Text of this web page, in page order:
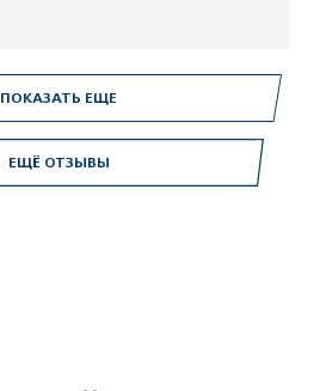
ЕЩЁ ОТЗЫВЫ
ПОКАЗАТЬ ЕЩЕ